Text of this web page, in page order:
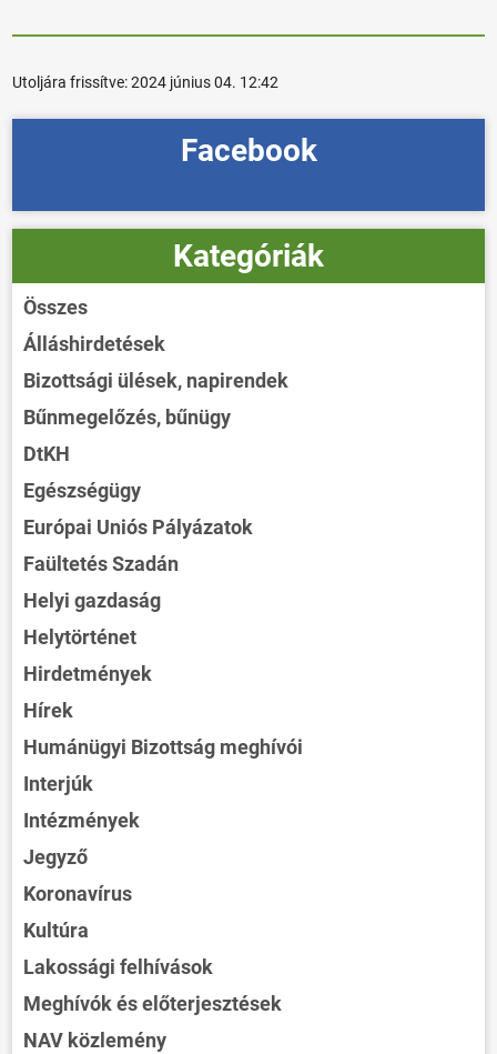
Utoljára frissítve:2024 június 04. 12:42
Facebook
Kategóriák
Összes
Álláshirdetések
Bizottsági ülések, napirendek
Bűnmegelőzés, bűnügy
DtKH
Egészségügy
Európai Uniós Pályázatok
Faültetés Szadán
Helyi gazdaság
Helytörténet
Hirdetmények
Hírek
Humánügyi Bizottság meghívói
Interjúk
Intézmények
Jegyző
Koronavírus
Kultúra
Lakossági felhívások
Meghívók és előterjesztések
NAV közlemény